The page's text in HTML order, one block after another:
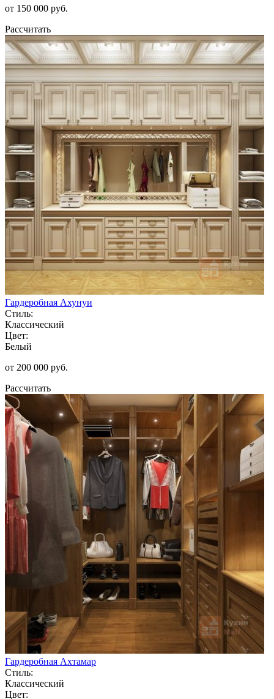
от 150 000 руб.
Рассчитать
Гардеробная Ахунуи
Стиль:
Классический
Цвет:
Белый
от 200 000 руб.
Рассчитать
Гардеробная Ахтамар
Стиль:
Классический
Цвет: